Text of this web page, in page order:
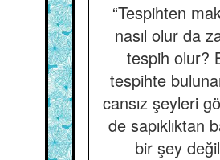
“Tespihten
nasıl olur da
tespih olur?
tespihte
cansız şeyleri
de sapıklıktan
bir şey